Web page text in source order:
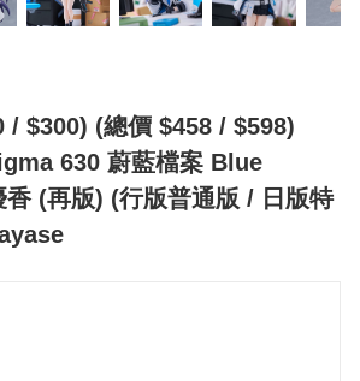
/ $300) (總價 $458 / $598)
630 蔚藍檔案 Blue
(再版) (行版普通版 / 日版特